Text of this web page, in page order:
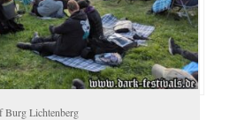
Burg Lichtenberg